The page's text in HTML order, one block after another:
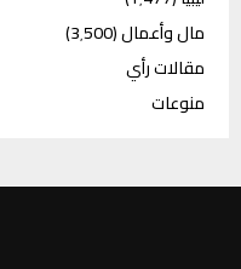
مال وأعمال(3٬500)
مقالات رأي
منوعات